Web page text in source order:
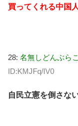
買ってくれる中国
28: 名無しどんぶらこ
ID:KMJFq/IV0
自民立憲を倒さな